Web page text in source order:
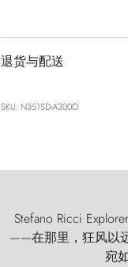
退货与配送
SKU: N351SD-A300O
Stefano Ricci
——在那里，狂风以
宛